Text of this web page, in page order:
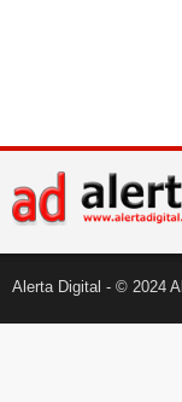
Alerta Digital - © 2024